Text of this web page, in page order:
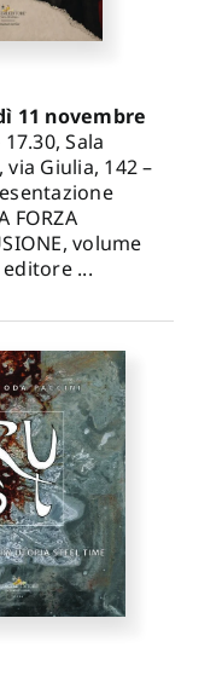
11 novembre
Sala
via Giulia, 142 –
FORZA
volume
...